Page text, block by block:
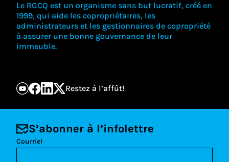
Le RGCQ est un organisme sans but lucratif, créé en
1999, qui aide les copropriétaires, les
administrateurs et les gestionnaires de copropriété
à assurer une bonne gouvernance de leur
immeuble.
Restez à l’affût!
S’abonner à l’infolettre
Courriel